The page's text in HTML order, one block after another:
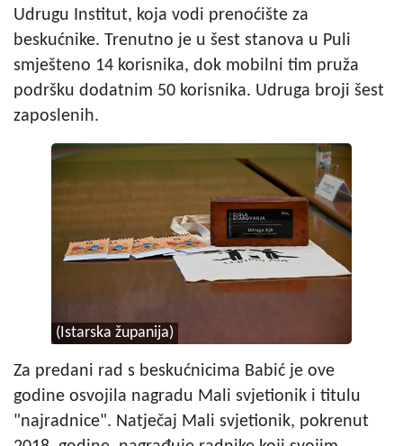
Udrugu Institut, koja vodi prenoćište za
beskućnike. Trenutno je u šest stanova u Puli
smješteno 14 korisnika, dok mobilni tim pruža
podršku dodatnim 50 korisnika. Udruga broji šest
zaposlenih.
(Istarska županija)
Za predani rad s beskućnicima Babić je ove
godine osvojila nagradu Mali svjetionik i titulu
"najradnice". Natječaj Mali svjetionik, pokrenut